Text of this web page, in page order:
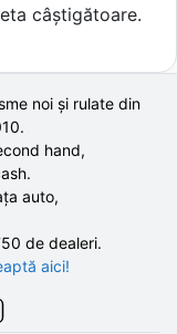
câștigătoare.
noi și rulate din
.
hand,
auto,
de dealeri.
aici!